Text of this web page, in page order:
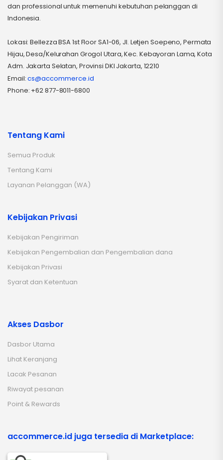
dan professional untuk memenuhi kebutuhan pelanggan di
Indonesia.
Lokasi: Bellezza BSA 1st Floor SA1-06, Jl. Letjen Soepeno, Permata
Hijau, Desa/Kelurahan Grogol Utara, Kec. Kebayoran Lama, Kota
Adm. Jakarta Selatan, Provinsi DKI Jakarta, 12210
Email:cs@accommerce.id
Phone: +62 877-8011-6800
Tentang Kami
Semua Produk
Tentang Kami
Layanan Pelanggan (WA)
Kebijakan Privasi
Kebijakan Pengiriman
Kebijakan Pengembalian dan Pengembalian dana
Kebijakan Privasi
Syarat dan Ketentuan
Akses Dasbor
Dasbor Utama
Lihat Keranjang
Lacak Pesanan
Riwayat pesanan
Point & Rewards
accommerce.id juga tersedia di Marketplace: